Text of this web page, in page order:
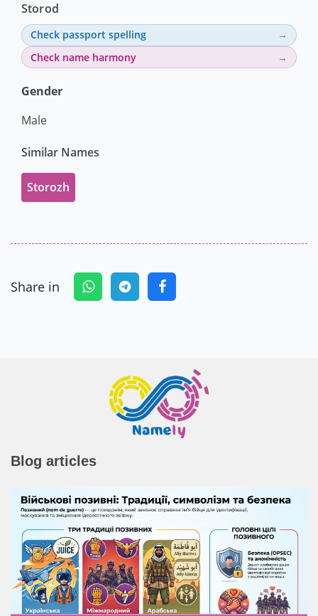
Storod
Check passport spelling
Check name harmony
Gender
Male
Similar Names
Storozh
Share in
Blog articles